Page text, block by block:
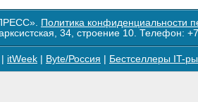
Политика конфиденциальности
34, строение 10. Телефон:
itWeek Byte/Россия Бестселлеры IT-